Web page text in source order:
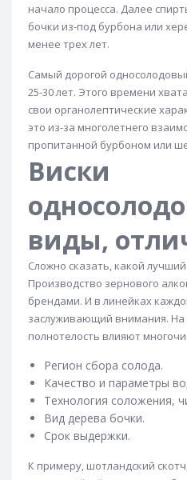
Виски Cutty Sark
Виски
Виски Dalmore 12 лет
Виски Dewar's
Виски
Виски Dewars 18 лет
Виски Dimple 15 лет
Виски Finlaggan
Виски Glen Grant
Виски
Виски Glen Parker
Виски
Виски Glendronach
Glenfarclas 12 лет
Виски
Glenfiddich 12 лет
Glenfiddich 21 год
Виски
Виски Glenkinchie
Виски
Виски Glenmorangie
начало процесса. Далее
бочки из-под бурбона или
менее трех лет.
Самый дорогой
25-30 лет. Этого времени
свои органолептические
это из-за многолетнего
пропитанной бурбоном или
Виски
виды,
Сложно сказать, какой
Производство зернового
брендами. И в линейках
заслуживающий внимания. На
полнотелость влияют
Регион сбора солода.
Качество и параметры
Технология соложения,
Вид дерева бочки.
Срок выдержки.
К примеру, шотландский